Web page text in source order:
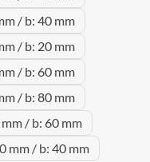
/ b: 40 mm
/ b: 20 mm
/ b: 60 mm
/ b: 80 mm
/ b: 60 mm
mm / b: 40 mm